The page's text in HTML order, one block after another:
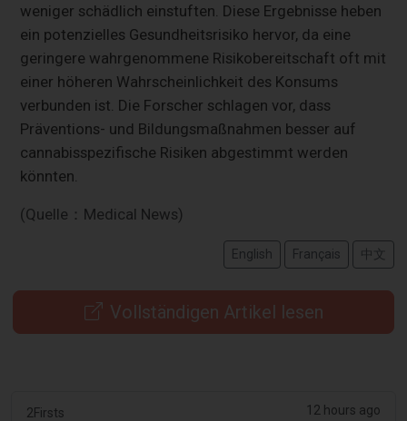
weniger schädlich einstuften. Diese Ergebnisse heben
ein potenzielles Gesundheitsrisiko hervor, da eine
geringere wahrgenommene Risikobereitschaft oft mit
einer höheren Wahrscheinlichkeit des Konsums
verbunden ist. Die Forscher schlagen vor, dass
Präventions- und Bildungsmaßnahmen besser auf
cannabisspezifische Risiken abgestimmt werden
könnten.
(Quelle：Medical News)
English Français 中文
Vollständigen Artikel lesen
2Firsts 12 hours ago